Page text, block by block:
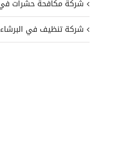
شركة مكافحة حشرات في جبل
شركة تنظيف في البرشاء